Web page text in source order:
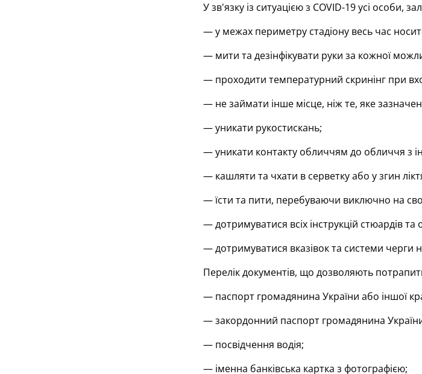
У зв'язку із ситуацією з COVID-19 усі особи,
— у межах периметру стадіону весь час
— мити та дезінфікувати руки за кожної
— проходити температурний скринінг при
— не займати інше місце, ніж те, яке
— уникати рукостискань;
— уникати контакту обличчям до обличчя з
— кашляти та чхати в серветку або у згин
— їсти та пити, перебуваючи виключно на
— дотримуватися всіх інструкцій стюардів та
— дотримуватися вказівок та системи черги
Перелік документів, що дозволяють
— паспорт громадянина України або іншої
— закордонний паспорт громадянина
— посвідчення водія;
— іменна банківська картка з фотографією;